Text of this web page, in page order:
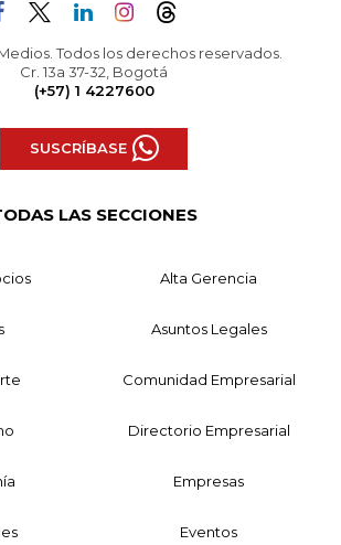
Todos los derechos reservados.
Cr. 13a 37-32, Bogotá
(+57) 1 4227600
SUSCRÍBASE
LAS SECCIONES
Alta Gerencia
Asuntos Legales
Comunidad Empresarial
Directorio Empresarial
Empresas
Eventos